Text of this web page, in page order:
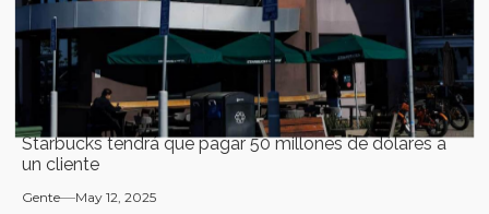
Starbucks tendrá que pagar 50 millones de dólares a
un cliente
Gente May 12, 2025